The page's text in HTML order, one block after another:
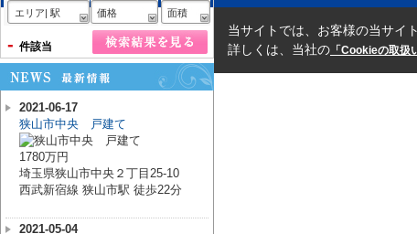
エリア| 駅 価格 面積
- 件該当
2021-06-17
狭山市中央 戸建て
1780万円
埼玉県狭山市中央２丁目25-10
西武新宿線 狭山市駅 徒歩22分
2021-05-04
当サイトでは、お客様の当サイ
詳しくは、当社の 「Cookieの取扱